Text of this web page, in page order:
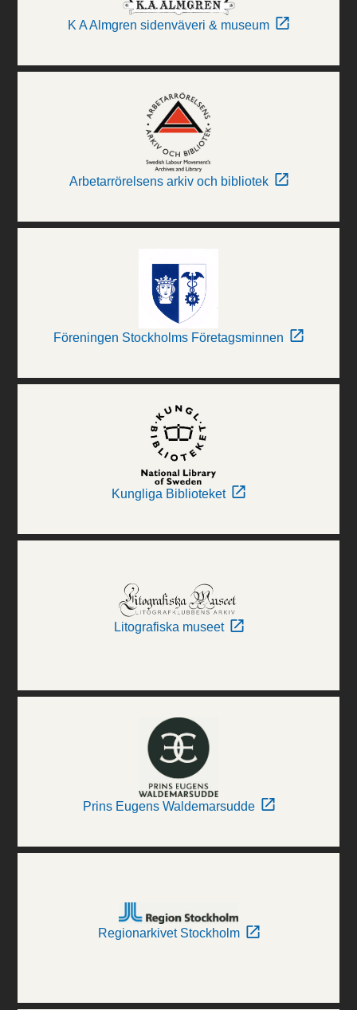
K A Almgren sidenväveri & museum
Arbetarrörelsens arkiv och bibliotek
Föreningen Stockholms Företagsminnen
Kungliga Biblioteket
Litografiska museet
Prins Eugens Waldemarsudde
Regionarkivet Stockholm